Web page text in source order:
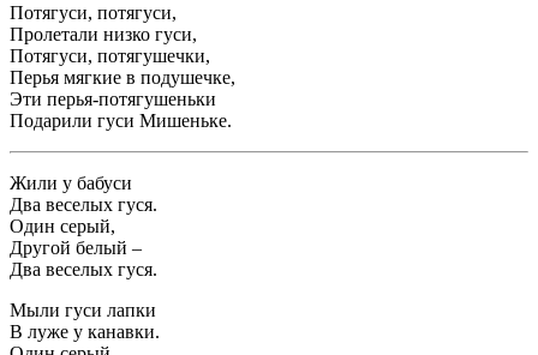
Потягуси, потягуси,
Пролетали низко гуси,
Потягуси, потягушечки,
Перья мягкие в подушечке,
Эти перья-потягушеньки
Подарили гуси Мишеньке.
Жили у бабуси
Два веселых гуся.
Один серый,
Другой белый –
Два веселых гуся.
Мыли гуси лапки
В луже у канавки.